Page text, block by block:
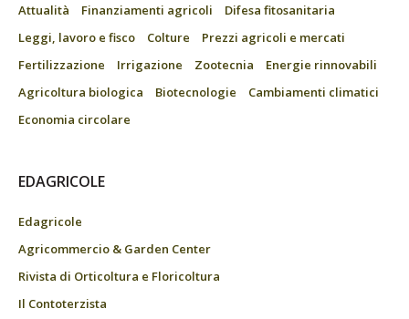
Attualità Finanziamenti agricoli
Difesa fitosanitaria
Leggi, lavoro e fisco
Colture
Prezzi agricoli e mercati
Fertilizzazione
Irrigazione Zootecnia
Energie rinnovabili
Agricoltura biologica
Biotecnologie
Cambiamenti climatici
Economia circolare
EDAGRICOLE
Edagricole
Agricommercio & Garden Center
Rivista di Orticoltura e Floricoltura
Il Contoterzista